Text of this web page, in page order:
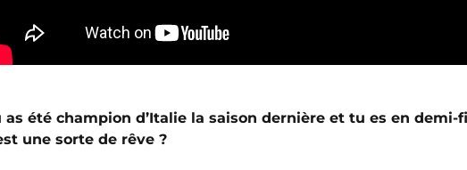
as été champion d’Italie la saison dernière et tu es en demi-
une sorte de rêve ?